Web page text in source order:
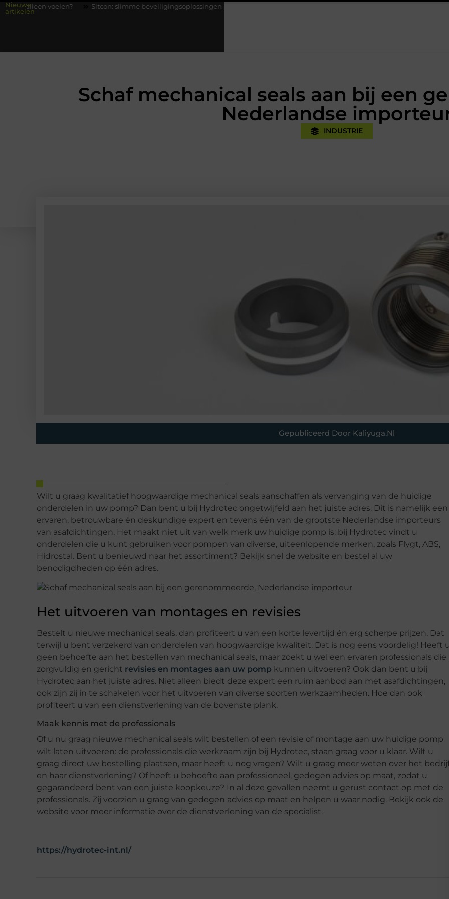
Nieuwe
artikelen
Sitcon: slimme beveiligingsoplossingen met kennis uit de praktijk
Schaf mechanical seals aan bij een
Nederlandse
INDUSTRIE
Gepubliceerd Door Kaliyuga.nl
Wilt u graag kwalitatief hoogwaardige mechanical seals aanschaffen als vervanging van de huidige
onderdelen in uw pomp? Dan bent u bij Hydrotec ongetwijfeld aan het juiste adres. Dit is namelijk een
ervaren, betrouwbare én deskundige expert en tevens één van de grootste Nederlandse importeurs
van asafdichtingen. Het maakt niet uit van welk merk uw huidige pomp is: bij Hydrotec vindt u
onderdelen die u kunt gebruiken voor pompen van diverse, uiteenlopende merken, zoals Flygt, ABS,
Hidrostal. Bent u benieuwd naar het assortiment? Bekijk snel de website en bestel al uw
benodigdheden op één adres.
Het uitvoeren van montages en revisies
Bestelt u nieuwe mechanical seals, dan profiteert u van een korte levertijd én erg scherpe prijzen. Dat
terwijl u bent verzekerd van onderdelen van hoogwaardige kwaliteit. Dat is nog eens voordelig! Heeft
geen behoefte aan het bestellen van mechanical seals, maar zoekt u wel een ervaren professionals die
zorgvuldig en gericht revisies en montages aan uw pomp kunnen uitvoeren? Ook dan bent u bij
Hydrotec aan het juiste adres. Niet alleen biedt deze expert een ruim aanbod aan met asafdichtingen,
ook zijn zij in te schakelen voor het uitvoeren van diverse soorten werkzaamheden. Hoe dan ook
profiteert u van een dienstverlening van de bovenste plank.
Maak kennis met de professionals
Of u nu graag nieuwe mechanical seals wilt bestellen of een revisie of montage aan uw huidige pomp
wilt laten uitvoeren: de professionals die werkzaam zijn bij Hydrotec, staan graag voor u klaar. Wilt u
graag direct uw bestelling plaatsen, maar heeft u nog vragen? Wilt u graag meer weten over het
en haar dienstverlening? Of heeft u behoefte aan professioneel, gedegen advies op maat, zodat u
gegarandeerd bent van een juiste koopkeuze? In al deze gevallen neemt u gerust contact op met de
professionals. Zij voorzien u graag van gedegen advies op maat en helpen u waar nodig. Bekijk ook de
website voor meer informatie over de dienstverlening van de specialist.
https://hydrotec-int.nl/